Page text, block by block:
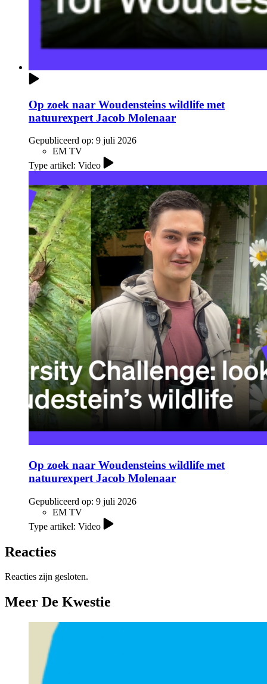
Op zoek naar Woudensteins wildlife met
natuurexpert Jacob Molenaar
Gepubliceerd op: 9 juli 2026
EM TV
Type artikel: Video
Op zoek naar Woudensteins wildlife met
natuurexpert Jacob Molenaar
Gepubliceerd op: 9 juli 2026
EM TV
Type artikel: Video
Reacties
Reacties zijn gesloten.
Meer De Kwestie